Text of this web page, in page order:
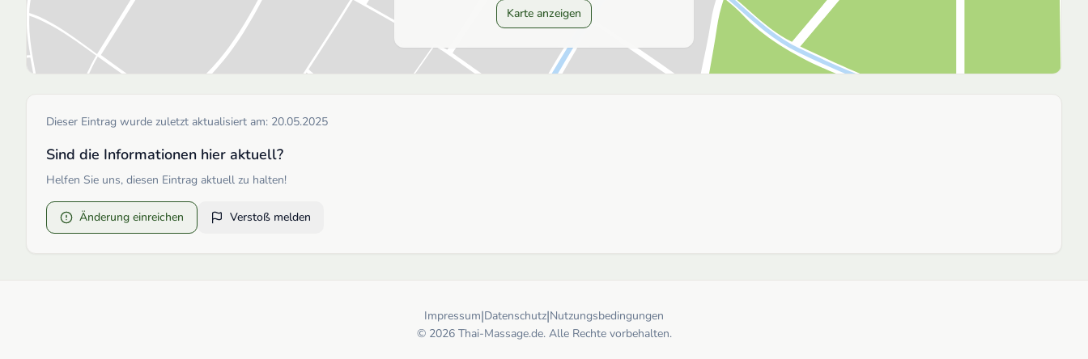
Karte anzeigen
Dieser Eintrag wurde zuletzt aktualisiert am: 20.05.2025
Sind die Informationen hier aktuell?
Helfen Sie uns, diesen Eintrag aktuell zu halten!
Änderung einreichen Verstoß melden
Impressum|Datenschutz|Nutzungsbedingungen
© 2026 Thai-Massage.de. Alle Rechte vorbehalten.